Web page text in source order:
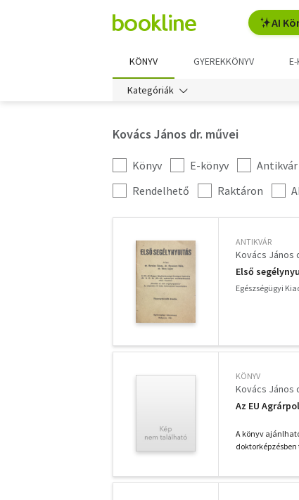
AI
KÖNYV GYEREKKÖNYV
Kategóriák
Kovács János dr. művei
Kategória
szűrés
Könyv E-könyv Antikvár
További
szűrők
Rendelhető Raktáron
ANTIKVÁR
Kovács János
Első
Egészségügyi
KÖNYV
Kovács János
Az EU
A könyv